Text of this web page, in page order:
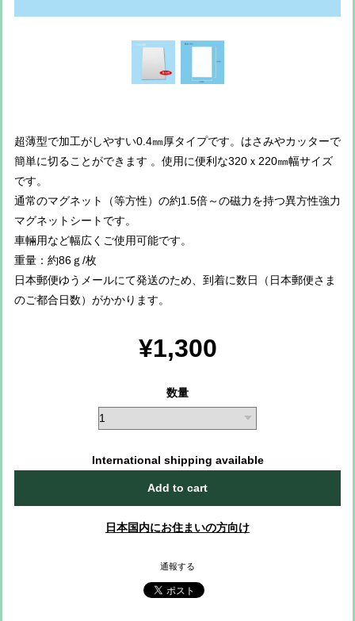
超薄型で加工がしやすい0.4㎜厚タイプです。はさみやカッターで
簡単に切ることができます 。使用に便利な320ｘ220㎜幅サイズ
です。
通常のマグネット（等方性）の約1.5倍～の磁力を持つ異方性強力
マグネットシートです。
車輛用など幅広くご使用可能です。
重量：約86ｇ/枚
日本郵便ゆうメールにて発送のため、到着に数日（日本郵便さま
のご都合日数）がかかります。
¥1,300
数量
International shipping available
Add to cart
日本国内にお住まいの方向け
通報する